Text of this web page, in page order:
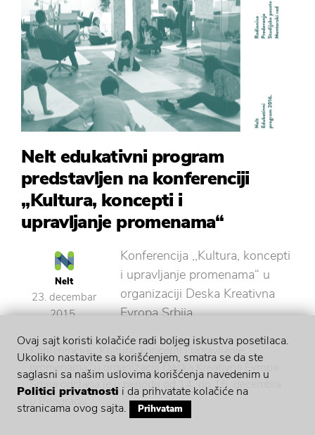
Nelt edukativni program
predstavljen na konferenciji
,,Kultura, koncepti i
upravljanje promenama“
Nelt
23. decembar
2015.
Konferencija ,,Kultura, koncepti
i upravljanje promenama“ u
organizaciji Deska Kreativna
Evropa Srbija.
Konferencija ,,Kultura, koncepti i upravljanje
promenama“ u organizaciji Deska Kreativna Evropa
Srbija održana je u periodu od 14. do 16. decembra
u Beogradu.
Ovaj sajt koristi kolačiće radi boljeg iskustva posetilaca.
Ukoliko nastavite sa korišćenjem, smatra se da ste
saglasni sa našim uslovima korišćenja navedenim u
Politici privatnosti i da prihvatate kolačiće na
stranicama ovog sajta.
Prihvatam